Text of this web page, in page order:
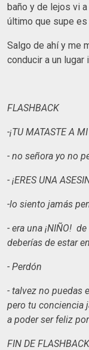
baño y de lejos vi
último que supe
Salgo de ahí y me
conducir a un lugar
FLASHBACK
-¡TU MATASTE A
- no señora yo no
- ¡ERES UNA
-lo siento jamás
- era una ¡NIÑO!
deberías de estar
- Perdón
- talvez no puedas
pero tu conciencia
a poder ser feliz
FIN DE